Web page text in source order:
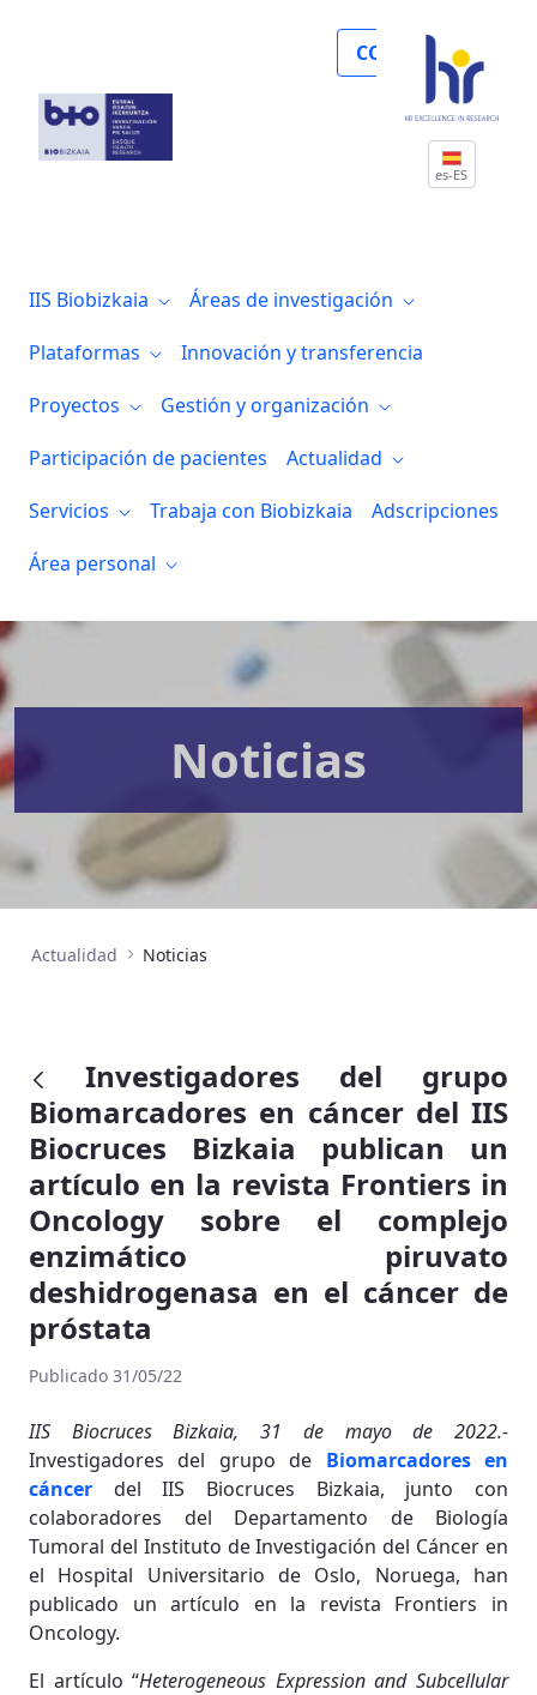
COLABORA
es-ES
IIS Biobizkaia
Áreas de investigación
Plataformas
Innovación y transferencia
Proyectos
Gestión y organización
Participación de pacientes
Actualidad
Servicios
Trabaja con Biobizkaia
Adscripciones
Área personal
Noticias
Actualidad Noticias
Investigadores del grupo
Biomarcadores en cáncer del IIS
Biocruces Bizkaia publican un
artículo en la revista Frontiers in
Oncology sobre el complejo
enzimático piruvato
deshidrogenasa en el cáncer de
próstata
Publicado 31/05/22
IIS Biocruces Bizkaia, 31 de mayo de 2022.-
Investigadores del grupo de Biomarcadores en
cáncer del IIS Biocruces Bizkaia, junto con
colaboradores del Departamento de Biología
Tumoral del Instituto de Investigación del Cáncer en
el Hospital Universitario de Oslo, Noruega, han
publicado un artículo en la revista Frontiers in
Oncology.
El artículo “Heterogeneous Expression and Subcellular